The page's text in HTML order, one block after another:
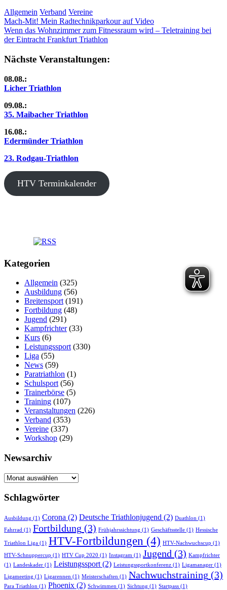
Allgemein Verband Vereine
Beitragsnavigation
Vorheriger
Beitrag:
Mach-Mit! Mein Radtechnikparkour auf Video
Nächster
Beitrag:
Wenn das Wohnzimmer zum Fitnessraum wird – Teletraining bei
der Eintracht Frankfurt Triathlon
Nächste Veranstaltungen:
08.08.:
Licher Triathlon
09.08.:
35. Maibacher Triathlon
16.08.:
Edermünder Triathlon
23. Rodgau-Triathlon
HTV Terminkalender
Kategorien
Allgemein (325)
Ausbildung (56)
Breitensport (191)
Fortbildung (48)
Jugend (291)
Kampfrichter(33)
Kurs (6)
Leistungssport (330)
Liga (55)
News (59)
Paratriathlon (1)
Schulsport (56)
Trainerbörse (5)
Training (107)
Veranstaltungen (226)
Verband (353)
Vereine (337)
Workshop (29)
Newsarchiv
Newsarchiv
Schlagwörter
Ausbildung (1) Corona (2) Deutsche Triathlonjugend (2) Duathlon (1)
Fahrrad (1) Fortbildung (3) Frühjahrssichtung (1) Geschäftsstelle (1) Hessische
Triathlon Liga (1) HTV-Fortbildungen (4) HTV-Nachwuchscup (1)
HTV-Schnuppercup (1) HTV Cup 2020 (1) Instagram (1) Jugend (3) Kampfrichter
(1) Landeskader (1) Leistungssport(2) Leistungssportkonferenz (1) Ligamanager (1)
Ligameeting (1) Ligarennen (1) Meisterschaften (1) Nachwuchstraining (3)
Para Triathlon (1) Phoenix (2) Schwimmen (1) Sichtung (1) Startpass (1)